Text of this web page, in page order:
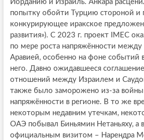
Иорданию и Израиль. Анкара
попытку обойти Турцию стороной и
конкурирующее иракское
развития»). С 2023 г. проект IMEC
по мере роста напряжённости
Аравией, особенно на фоне событий
него. Давно ожидавшееся
отношений между Израилем и
также было заморожено из-за войны
напряжённости в регионе. В то же
некоторым недавним утечкам,
ОАЭ побывал Биньямин Нетаньяху, а
официальным визитом – Нарендра